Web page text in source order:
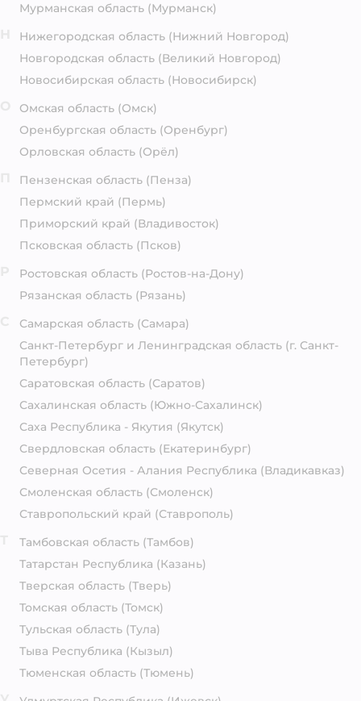
Мурманская область (Мурманск)
Нижегородская область (Нижний Новгород)
Новгородская область (Великий Новгород)
Новосибирская область (Новосибирск)
Омская область (Омск)
Оренбургская область (Оренбург)
Орловская область (Орёл)
Пензенская область (Пенза)
Пермский край (Пермь)
Приморский край (Владивосток)
Псковская область (Псков)
Ростовская область (Ростов-на-Дону)
Рязанская область (Рязань)
Самарская область (Самара)
Санкт-Петербург и Ленинградская область (г. Санкт-
Петербург)
Саратовская область (Саратов)
Сахалинская область (Южно-Сахалинск)
Саха Республика - Якутия (Якутск)
Свердловская область (Екатеринбург)
Северная Осетия - Алания Республика (Владикавказ)
Смоленская область (Смоленск)
Ставропольский край (Ставрополь)
Тамбовская область (Тамбов)
Татарстан Республика (Казань)
Тверская область (Тверь)
Томская область (Томск)
Тульская область (Тула)
Тыва Республика (Кызыл)
Тюменская область (Тюмень)